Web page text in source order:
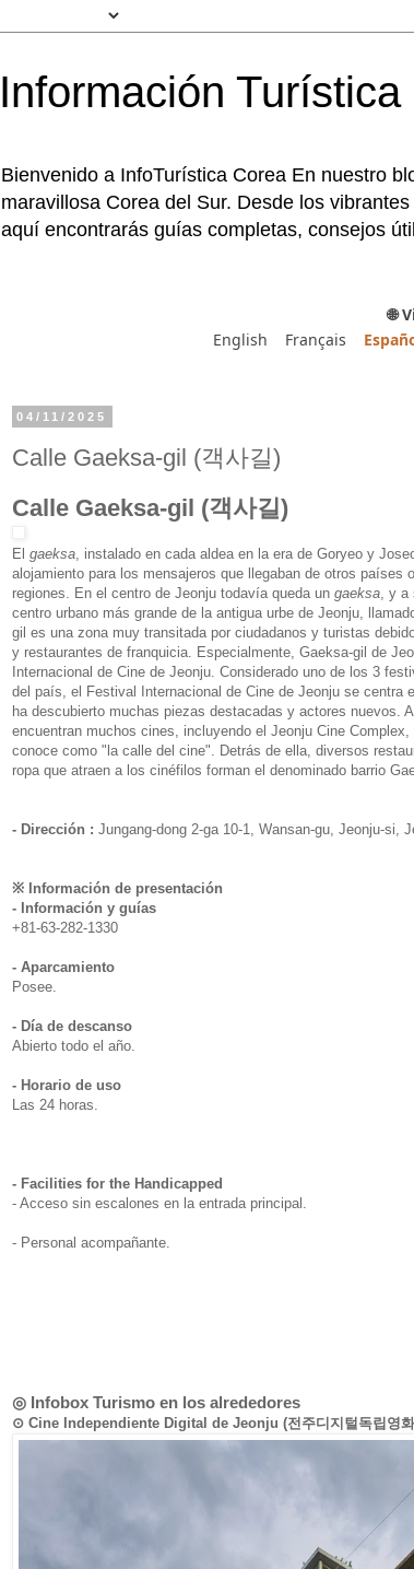
Información
Bienvenido a InfoTurística Corea En nuestro
maravillosa Corea del Sur. Desde los
aquí encontrarás guías completas, consejos
🌐
English
Français
04/11/2025
Calle Gaeksa-gil (객사길)
Calle Gaeksa-gil (객사길)
El gaeksa , instalado en cada aldea en la era de Goryeo y
alojamiento para los mensajeros que llegaban de otros países
regiones. En el centro de Jeonju todavía queda un gaeksa , y
centro urbano más grande de la antigua urbe de Jeonju,
gil es una zona muy transitada por ciudadanos y turistas
y restaurantes de franquicia. Especialmente, Gaeksa-gil de
Internacional de Cine de Jeonju. Considerado uno de los 3
del país, el Festival Internacional de Cine de Jeonju se centra
ha descubierto muchas piezas destacadas y actores nuevos.
encuentran muchos cines, incluyendo el Jeonju Cine
conoce como "la calle del cine". Detrás de ella, diversos
ropa que atraen a los cinéfilos forman el denominado barrio
- Dirección : Jungang-dong 2-ga 10-1, Wansan-gu, Jeonju-si,
※ Información de presentación
- Información y guías
+81-63-282-1330
- Aparcamiento
Posee.
- Día de descanso
Abierto todo el año.
- Horario de uso
Las 24 horas.
- Facilities for the Handicapped
- Acceso sin escalones en la entrada principal.
- Personal acompañante.
◎ Infobox Turismo en los alrededores
⊙ Cine Independiente Digital de Jeonju (전주디지털독립영